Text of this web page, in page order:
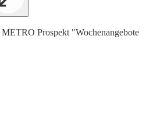
Prospekt "Wochenangebote